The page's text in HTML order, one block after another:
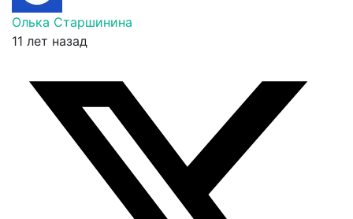
Олька Старшинина
11 лет назад